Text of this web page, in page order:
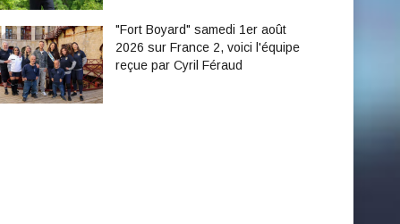
"Fort Boyard" samedi 1er août
2026 sur France 2, voici l'équipe
reçue par Cyril Féraud